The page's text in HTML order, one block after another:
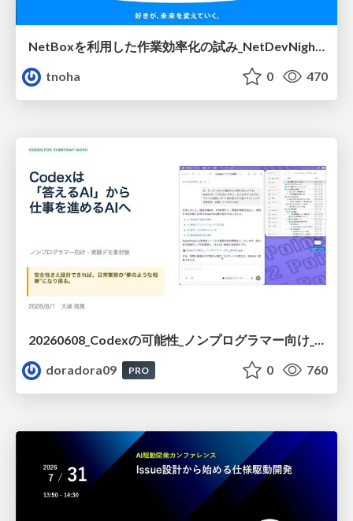
NetBoxを利用した作業効率化の試み_NetDevNight4
tnoha
0 470
doradora09
PRO 0 760